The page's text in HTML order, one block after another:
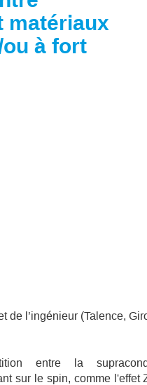
matériaux
à fort
de l’ingénieur (Talence,
entre la
sur le spin, comme l'effet